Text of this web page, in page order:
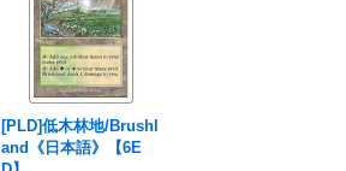
[PLD]低木林地/Brushl
and《日本語》【6E